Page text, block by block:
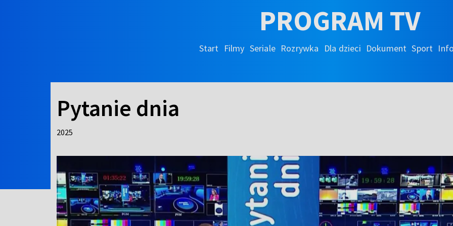
PROGRAM TV
Start Filmy Seriale Rozrywka Dla dzieci Dokument Sport
Pytanie dnia
2025